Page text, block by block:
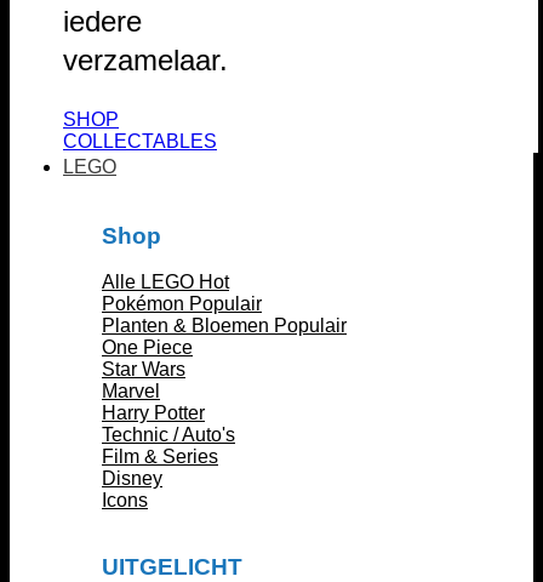
iedere
verzamelaar.
SHOP
COLLECTABLES
LEGO
Shop
Alle LEGO
Pokémon
Planten & Bloemen
One Piece
Star Wars
Marvel
Harry Potter
Technic / Auto's
Film & Series
Disney
Icons
UITGELICHT